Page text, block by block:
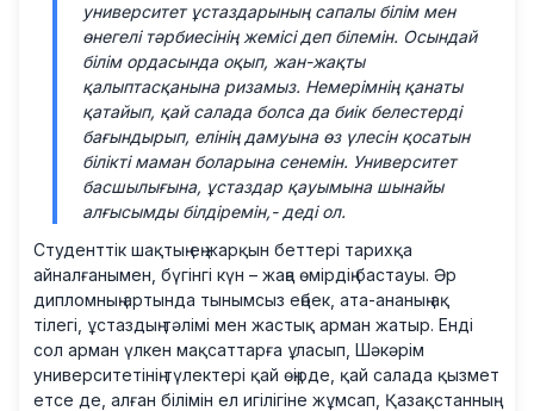
университет ұстаздарының сапалы білім мен
өнегелі тәрбиесінің жемісі деп білемін. Осындай
білім ордасында оқып, жан-жақты
қалыптасқанына ризамыз. Немерімнің қанаты
қатайып, қай салада болса да биік белестерді
бағындырып, елінің дамуына өз үлесін қосатын
білікті маман боларына сенемін. Университет
басшылығына, ұстаздар қауымына шынайы
алғысымды білдіремін,- деді ол.
Студенттік шақтың ең жарқын беттері тарихқа
айналғанымен, бүгінгі күн – жаңа өмірдің бастауы. Әр
дипломның артында тынымсыз еңбек, ата-ананың ақ
тілегі, ұстаздың тәлімі мен жастық арман жатыр. Енді
сол арман үлкен мақсаттарға ұласып, Шәкәрім
университетінің түлектері қай өңірде, қай салада қызмет
етсе де, алған білімін ел игілігіне жұмсап, Қазақстанның